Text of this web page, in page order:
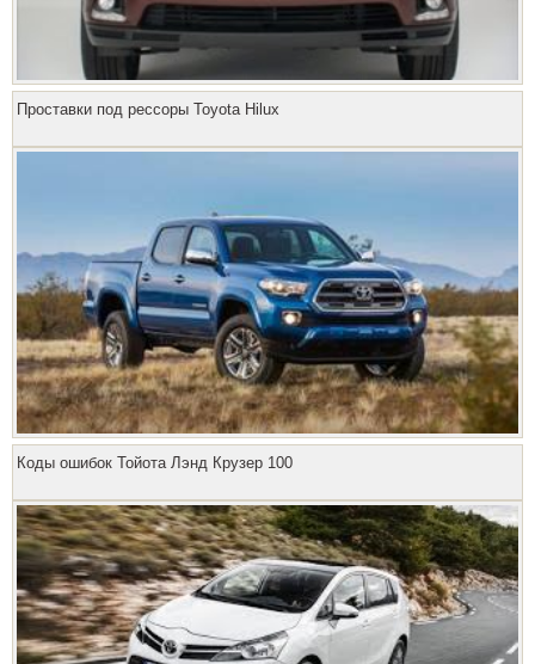
Проставки под рессоры Toyota Hilux
Коды ошибок Тойота Лэнд Крузер 100